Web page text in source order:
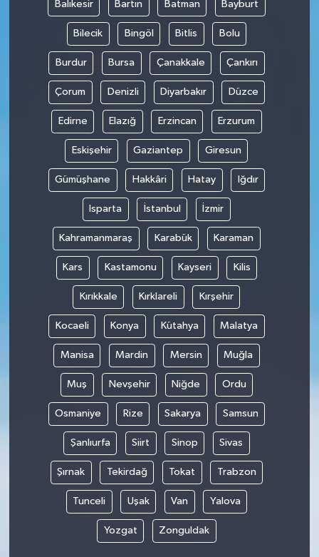
Balıkesir Bartın Batman Bayburt
Bilecik Bingöl Bitlis Bolu
Burdur Bursa Çanakkale Çankırı
Çorum Denizli Diyarbakır Düzce
Edirne Elazığ Erzincan Erzurum
Eskişehir Gaziantep Giresun
Gümüşhane Hakkâri Hatay Iğdır
Isparta İstanbul İzmir
Kahramanmaraş Karabük Karaman
Kars Kastamonu Kayseri Kilis
Kırıkkale Kırklareli Kırşehir
Kocaeli Konya Kütahya Malatya
Manisa Mardin Mersin Muğla
Muş Nevşehir Niğde Ordu
Osmaniye Rize Sakarya Samsun
Şanlıurfa Siirt Sinop Sivas
Şırnak Tekirdağ Tokat Trabzon
Tunceli Uşak Van Yalova
Yozgat Zonguldak